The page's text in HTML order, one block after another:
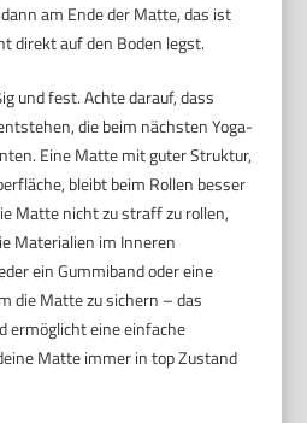
am Ende der Matte, das ist
direkt auf den Boden legst.
und fest. Achte darauf, dass
die beim nächsten Yoga-
Eine Matte mit guter Struktur,
bleibt beim Rollen besser
Matte nicht zu straff zu rollen,
Materialien im Inneren
ein Gummiband oder eine
die Matte zu sichern – das
ermöglicht eine einfache
Matte immer in top Zustand